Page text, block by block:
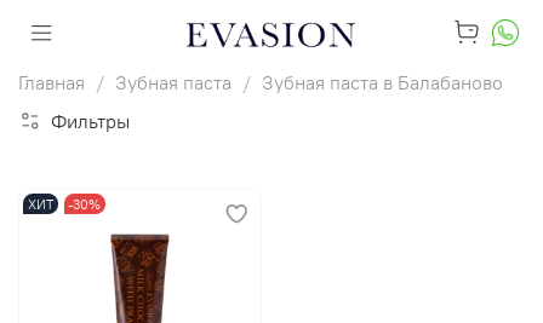
Главная Зубная паста
Зубная паста в Балабаново
Фильтры
ХИТ -30%